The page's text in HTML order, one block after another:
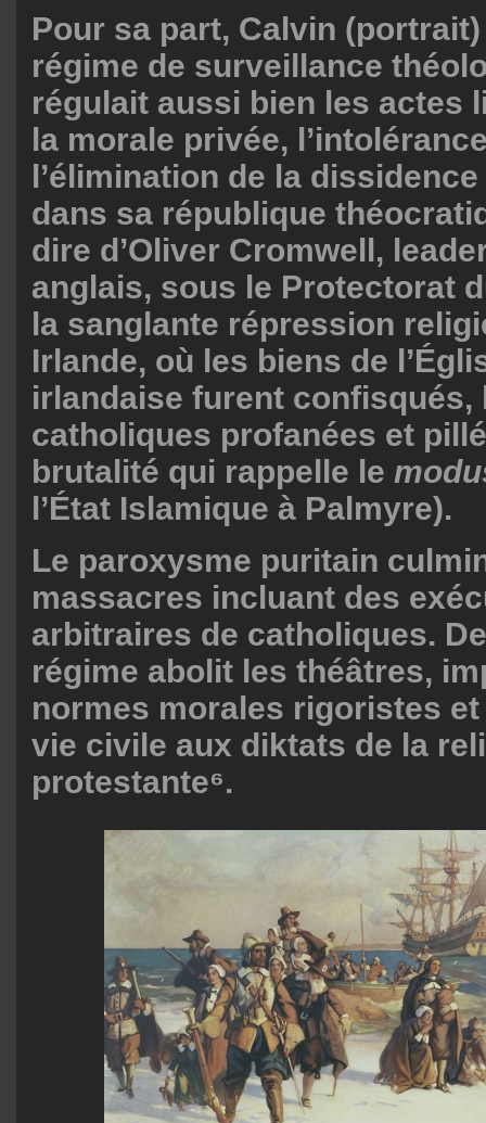
Pour sa part, Calvin
régime de surveillance
régulait aussi bien les actes
la morale privée,
l’élimination de la
dans sa république
dire d’Oliver Cromwell,
anglais, sous le Protectorat
la sanglante répression
Irlande, où les biens de
irlandaise furent confisqués,
catholiques profanées et
brutalité qui rappelle le
l’État Islamique à Palmyre).
Le paroxysme puritain
massacres incluant des
arbitraires de catholiques.
régime abolit les théâtres,
normes morales rigoristes
vie civile aux diktats de la
protestante⁶.